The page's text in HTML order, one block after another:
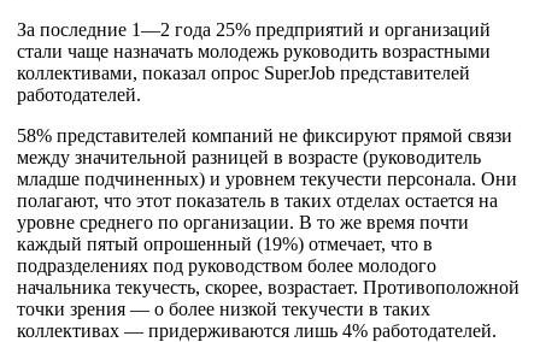
За последние 1—2 года 25% предприятий и организаций
стали чаще назначать молодежь руководить возрастными
коллективами, показал опрос SuperJob представителей
работодателей.
58% представителей компаний не фиксируют прямой связи
между значительной разницей в возрасте (руководитель
младше подчиненных) и уровнем текучести персонала. Они
полагают, что этот показатель в таких отделах остается на
уровне среднего по организации. В то же время почти
каждый пятый опрошенный (19%) отмечает, что в
подразделениях под руководством более молодого
начальника текучесть, скорее, возрастает. Противоположной
точки зрения — о более низкой текучести в таких
коллективах — придерживаются лишь 4% работодателей.